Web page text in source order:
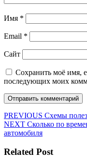
Имя *
Email *
Сайт
Сохранить моё имя,
последующих моих
Навигация
по
PREVIOUS Предыдущая
запись:
Схемы
NEXT Следующая
запись:
Сколько по
автомобиля
Related Post